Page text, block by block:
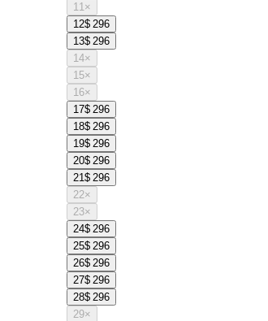
11×
12$ 296
13$ 296
14×
15×
16×
17$ 296
18$ 296
19$ 296
20$ 296
21$ 296
22×
23×
24$ 296
25$ 296
26$ 296
27$ 296
28$ 296
29×